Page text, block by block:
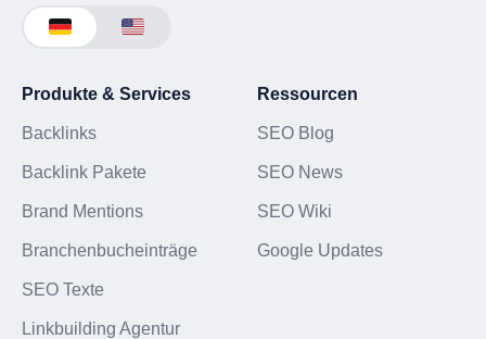
Produkte & Services
Backlinks
Backlink Pakete
Brand Mentions
Branchenbucheinträge
SEO Texte
Linkbuilding Agentur
Ressourcen
SEO Blog
SEO News
SEO Wiki
Google Updates